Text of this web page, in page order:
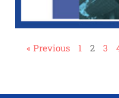
« Previous 1 2 3